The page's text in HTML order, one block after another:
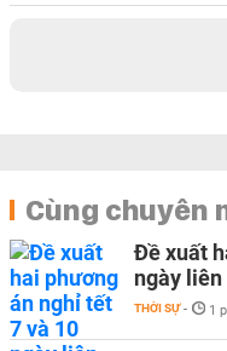
Cùng chuyên
Đề xuất
ngày liên
THỜI SỰ - 1